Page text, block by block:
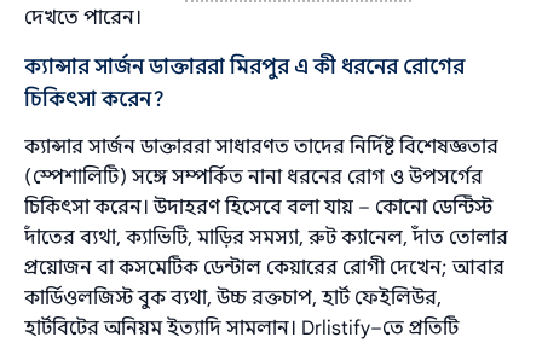
দেখতে পারেন।
ক্যান্সার সার্জন ডাক্তাররা মিরপুর এ কী ধরনের রোগের
চিকিৎসা করেন?
ক্যান্সার সার্জন ডাক্তাররা সাধারণত তাদের নির্দিষ্ট বিশেষজ্ঞতার
(স্পেশালিটি) সঙ্গে সম্পর্কিত নানা ধরনের রোগ ও উপসর্গের
চিকিৎসা করেন। উদাহরণ হিসেবে বলা যায় – কোনো ডেন্টিস্ট
দাঁতের ব্যথা, ক্যাভিটি, মাড়ির সমস্যা, রুট ক্যানেল, দাঁত তোলার
প্রয়োজন বা কসমেটিক ডেন্টাল কেয়ারের রোগী দেখেন; আবার
কার্ডিওলজিস্ট বুক ব্যথা, উচ্চ রক্তচাপ, হার্ট ফেইলিউর,
হার্টবিটের অনিয়ম ইত্যাদি সামলান। Drlistify–তে প্রতিটি